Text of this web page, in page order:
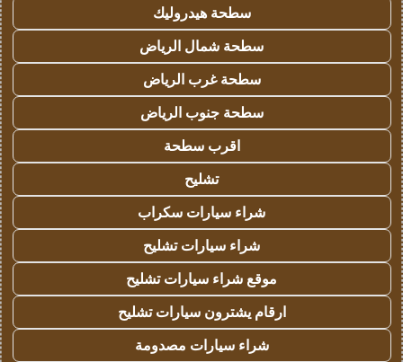
سطحة هيدروليك
سطحة شمال الرياض
سطحة غرب الرياض
سطحة جنوب الرياض
اقرب سطحة
تشليح
شراء سيارات سكراب
شراء سيارات تشليح
موقع شراء سيارات تشليح
ارقام يشترون سيارات تشليح
شراء سيارات مصدومة